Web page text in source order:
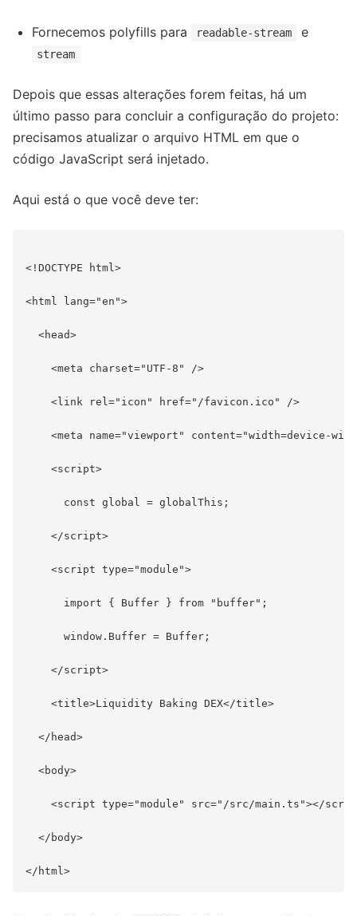
Fornecemos polyfills para readable-stream e
stream
Depois que essas alterações forem feitas, há um
último passo para concluir a configuração do projeto:
precisamos atualizar o arquivo HTML em que o
código JavaScript será injetado.
Aqui está o que você deve ter:
<!DOCTYPE html>
<html lang="en">
<head>
<meta charset="UTF-8" />
<link rel="icon" href="/favicon.ico" />
<meta name="viewport" content="width=device-
<script>
const global = globalThis;
</script>
<script type="module">
import { Buffer } from "buffer";
window.Buffer = Buffer;
</script>
<title>Liquidity Baking DEX</title>
</head>
<body>
<script type="module" src="/src/main.ts"></
</body>